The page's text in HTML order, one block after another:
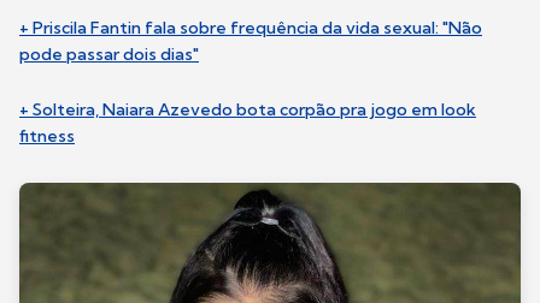
+ Priscila Fantin fala sobre frequência da vida sexual: "Não
pode passar dois dias"
+ Solteira, Naiara Azevedo bota corpão pra jogo em look
fitness